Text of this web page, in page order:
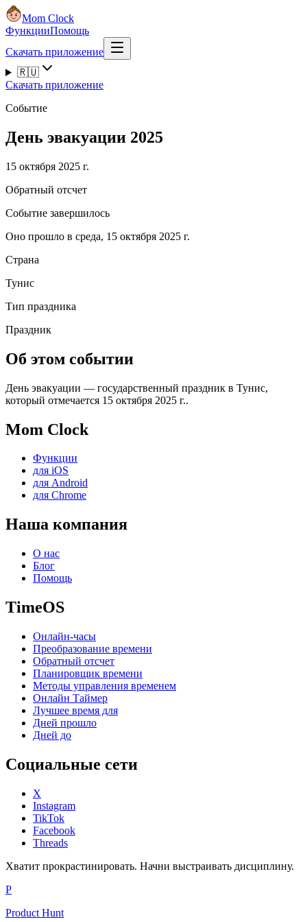
Mom Clock
ФункцииПомощь
Скачать приложение
🇷🇺
Скачать приложение
Событие
День эвакуации 2025
15 октября 2025 г.
Обратный отсчет
Событие завершилось
Оно прошло в среда, 15 октября 2025 г.
Страна
Тунис
Тип праздника
Праздник
Об этом событии
День эвакуации — государственный праздник в Тунис,
который отмечается 15 октября 2025 г..
Mom Clock
Функции
для iOS
для Android
для Chrome
Наша компания
О нас
Блог
Помощь
TimeOS
Онлайн-часы
Преобразование времени
Обратный отсчет
Планировщик времени
Методы управления временем
Онлайн Таймер
Лучшее время для
Дней прошло
Дней до
Социальные сети
X
Instagram
TikTok
Facebook
Threads
Хватит прокрастинировать. Начни выстраивать дисциплину.
P
Product Hunt